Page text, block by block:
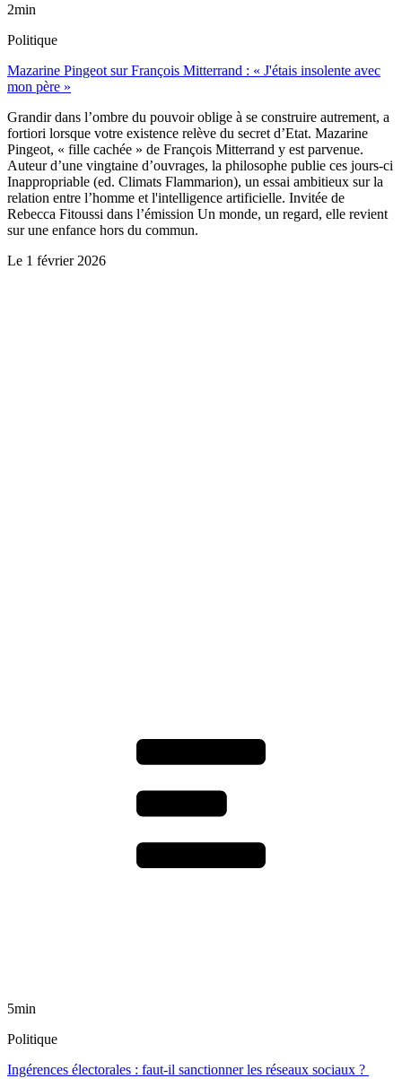
2min
Politique
Mazarine Pingeot sur François Mitterrand : « J'étais insolente avec
mon père »
Grandir dans l’ombre du pouvoir oblige à se construire autrement, a
fortiori lorsque votre existence relève du secret d’Etat. Mazarine
Pingeot, « fille cachée » de François Mitterrand y est parvenue.
Auteur d’une vingtaine d’ouvrages, la philosophe publie ces jours-ci
Inappropriable (ed. Climats Flammarion), un essai ambitieux sur la
relation entre l’homme et l'intelligence artificielle. Invitée de
Rebecca Fitoussi dans l’émission Un monde, un regard, elle revient
sur une enfance hors du commun.
Le 1 février 2026
5min
Politique
Ingérences électorales : faut-il sanctionner les réseaux sociaux ?